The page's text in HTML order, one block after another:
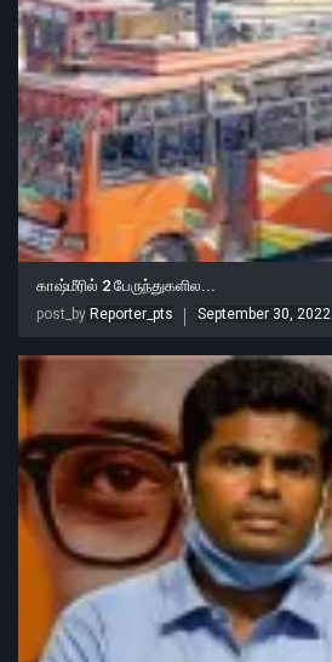
காஷ்மீரில் 2 பேருந்துகளில...
post_by Reporter_pts September 30, 2022